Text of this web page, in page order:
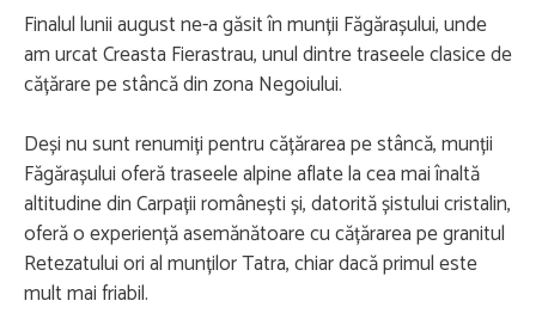
Finalul lunii august ne-a găsit în munții Făgărașului, unde
am urcat Creasta Fierastrau, unul dintre traseele clasice de
cățărare pe stâncă din zona Negoiului.
Deși nu sunt renumiți pentru cățărarea pe stâncă, munții
Făgărașului oferă traseele alpine aflate la cea mai înaltă
altitudine din Carpații românești și, datorită șistului cristalin,
oferă o experiență asemănătoare cu cățărarea pe granitul
Retezatului ori al munților Tatra, chiar dacă primul este
mult mai friabil.